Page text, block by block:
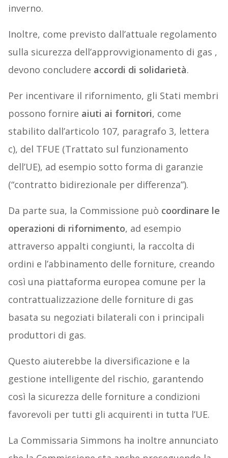
inverno.
Inoltre, come previsto dall’attuale regolamento
sulla sicurezza dell’approvvigionamento di gas ,
devono concludere accordi di solidarietà.
Per incentivare il rifornimento, gli Stati membri
possono fornire aiuti ai fornitori, come
stabilito dall’articolo 107, paragrafo 3, lettera
c), del TFUE (Trattato sul funzionamento
dell’UE), ad esempio sotto forma di garanzie
(“contratto bidirezionale per differenza”).
Da parte sua, la Commissione può coordinare le
operazioni di rifornimento, ad esempio
attraverso appalti congiunti, la raccolta di
ordini e l’abbinamento delle forniture, creando
così una piattaforma europea comune per la
contrattualizzazione delle forniture di gas
basata su negoziati bilaterali con i principali
produttori di gas.
Questo aiuterebbe la diversificazione e la
gestione intelligente del rischio, garantendo
così la sicurezza delle forniture a condizioni
favorevoli per tutti gli acquirenti in tutta l’UE.
La Commissaria Simmons ha inoltre annunciato